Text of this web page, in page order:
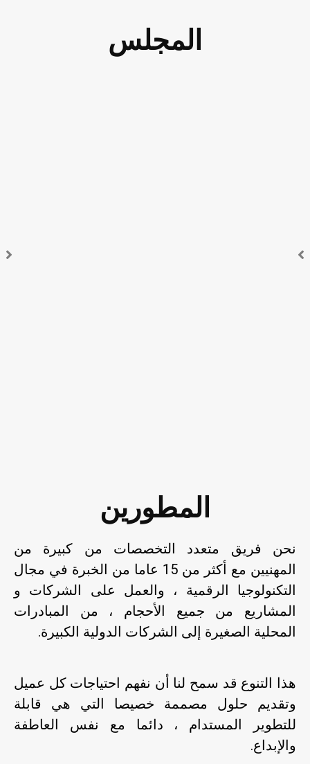
المجلس
المطورين
نحن فريق متعدد التخصصات من كبيرة من
المهنيين مع أكثر من 15 عاما من الخبرة في مجال
التكنولوجيا الرقمية ، والعمل على الشركات و
المشاريع من جميع الأحجام ، من المبادرات
المحلية الصغيرة إلى الشركات الدولية الكبيرة.
هذا التنوع قد سمح لنا أن نفهم احتياجات كل عميل
وتقديم حلول مصممة خصيصا التي هي قابلة
للتطوير المستدام ، دائما مع نفس العاطفة
والإبداع.